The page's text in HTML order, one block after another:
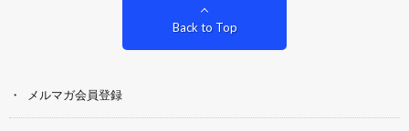
Back to Top
メルマガ会員登録